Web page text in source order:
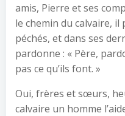
amis, Pierre et ses
le chemin du calvaire,
péchés, et dans ses
pardonne : « Père,
pas ce qu’ils font. »
Oui, frères et sœurs,
calvaire un homme